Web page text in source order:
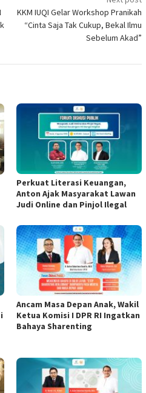
KKM IUQI Gelar Workshop Pranikah
“Cinta Saja Tak Cukup, Bekal Ilmu
Sebelum Akad”
Perkuat Literasi Keuangan,
Anton Ajak Masyarakat Lawan
Judi Online dan Pinjol Ilegal
Ancam Masa Depan Anak, Wakil
Ketua Komisi I DPR RI Ingatkan
Bahaya Sharenting